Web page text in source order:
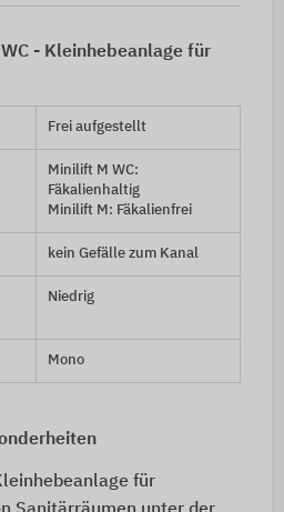
- Kleinhebeanlage für
Frei aufgestellt
Minilift M WC:
Fäkalienhaltig
Minilift M: Fäkalienfrei
kein Gefälle zum Kanal
Niedrig
Mono
für